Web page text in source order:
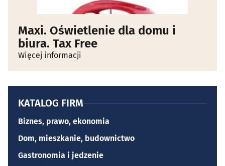
Maxi. Oświetlenie dla domu i
biura. Tax Free
Więcej informacji
KATALOG FIRM
Biznes, prawo, ekonomia
Dom, mieszkanie, budownictwo
Gastronomia i jedzenie